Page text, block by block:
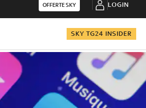
OFFERTE SKY LOGIN
SKY TG24 INSIDER